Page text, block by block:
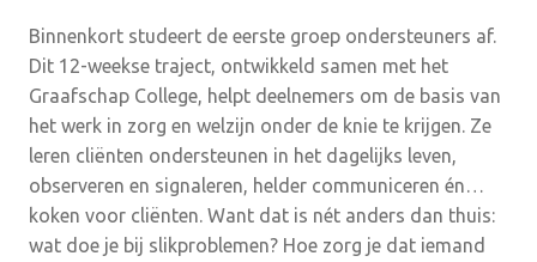
Binnenkort studeert de eerste groep ondersteuners af.
Dit 12-weekse traject, ontwikkeld samen met het
Graafschap College, helpt deelnemers om de basis van
het werk in zorg en welzijn onder de knie te krijgen. Ze
leren cliënten ondersteunen in het dagelijks leven,
observeren en signaleren, helder communiceren én…
koken voor cliënten. Want dat is nét anders dan thuis:
wat doe je bij slikproblemen? Hoe zorg je dat iemand